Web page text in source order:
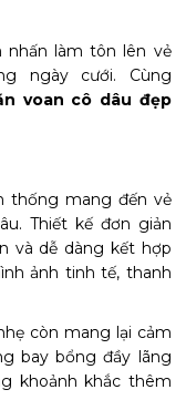
nhấn làm tôn lên vẻ
ngày cưới. Cùng
voan cô dâu đẹp
thống mang đến vẻ
Thiết kế đơn giản
và dễ dàng kết hợp
ảnh tinh tế, thanh
còn mang lại cảm
bay bổng đầy lãng
khoảnh khắc thêm